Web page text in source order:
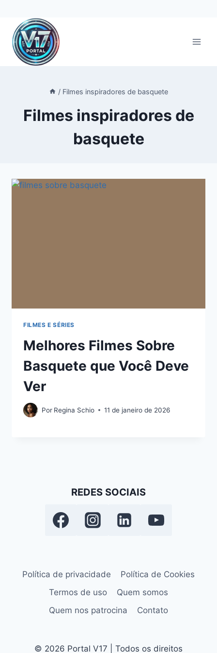
Pular
para
Conteúdo
/ Filmes inspiradores de basquete
Filmes inspiradores de
basquete
FILMES E SÉRIES
Melhores Filmes Sobre
Basquete que Você Deve
Ver
Por Regina Schio 11 de janeiro de 2026
REDES SOCIAIS
Política de privacidade
Política de Cookies
Termos de uso
Quem somos
Quem nos patrocina
Contato
© 2026 Portal V17 | Todos os direitos